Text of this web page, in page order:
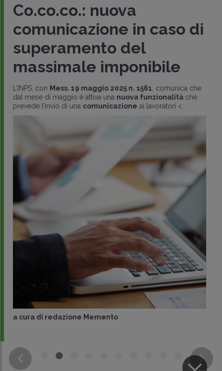
Co.co.co.: nuova
comunicazione in caso di
superamento del
massimale imponibile
L’INPS, con Mess. 19 maggio 2025 n. 1561 , comunica che
dal mese di maggio è attiva una nuova funzionalitàche
prevede l’invio di una comunicazione ai lavoratori <..
a cura di redazione Memento